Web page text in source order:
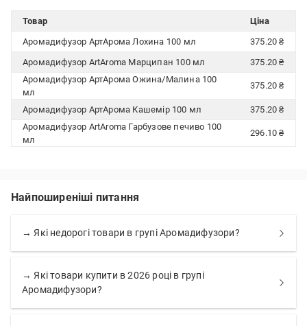
Товар
Ціна
Аромадифузор АртАрома Лохина 100 мл
375.20 ₴
Аромадифузор ArtAroma Марципан 100 мл
375.20 ₴
Аромадифузор АртАрома Ожина/Малина 100
мл
375.20 ₴
Аромадифузор АртАрома Кашемір 100 мл
375.20 ₴
Аромадифузор ArtAroma Гарбузове печиво 100
мл
296.10 ₴
Найпоширеніші питання
→ Які недорогі товари в групі Аромадифузори?
→ Які товари купити в 2026 році в групі
Аромадифузори?